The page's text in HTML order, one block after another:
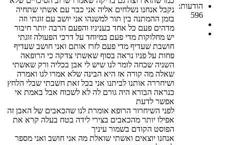
הודעות:
596
נקבל אנחנו נשלחים אליה אני כבר עם אשתי שתחיה
בזמן ההמתנה בין תור למשנהו אני יושב עם זוגתי וזה
מדהים פעם כל אחד בעניניו והפעם הרבה יותר חיבור
יש מחלוקות מדי פעם במיוחד על דרכי הפעולה זוגתי
חושבת שעדיף מדי פעם לזרז אותם ואני חושב שעדיף
פחות על פניו נראה בסוף שאשתי צדקה כי הרופאה
השניה שכחה לומר לנו שיש לי אבן בכליה ורק שאשתי
שאלה מה קורה אז היא הבינה שלא אמרו לנו ואמרה
ושיחררה אותנו לביתנו אני בכל זאת חשבתי שבלי הלחץ
כנראה הבורא היה גורם לה לא לשכוח אבל באמת אי
אפשר לדעת
לפני השיחרור הרופא אומרת לנו שהכאבים של האבן זה
אפילו יותר מהכאבים בצירי לידה בטח בעלה קרא את
הפוסט הקודם בשמור עיניך
אנחנו יוצאים ואשתי שואלת מה אני חושב ואני מספר